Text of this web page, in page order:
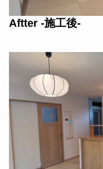
Aftter -施工後-